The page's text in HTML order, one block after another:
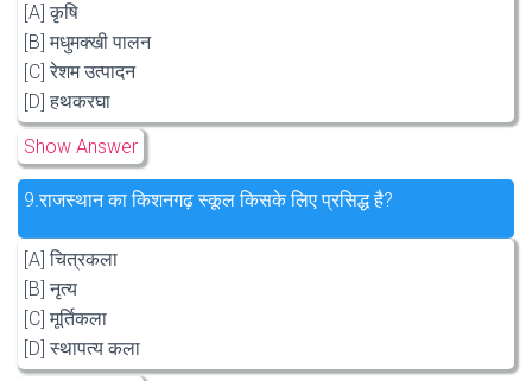
[A] कृषि
[B] मधुमक्खी पालन
[C] रेशम उत्पादन
[D] हथकरघा
Show Answer
9.राजस्थान का किशनगढ़ स्कूल किसके लिए प्रसिद्ध है?
[A] चित्रकला
[B] नृत्य
[C] मूर्तिकला
[D] स्थापत्य कला